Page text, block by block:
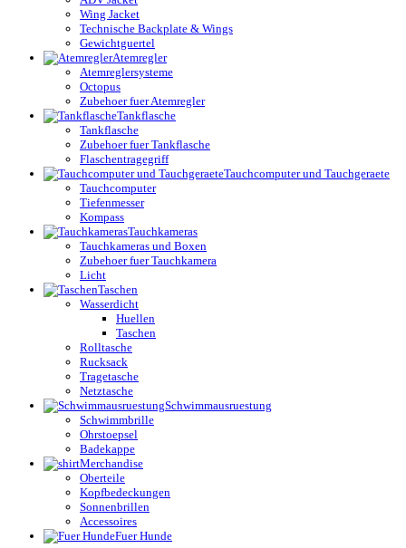
Wing Jacket
Technische Backplate & Wings
Gewichtguertel
Atemregler
Atemreglersysteme
Octopus
Zubehoer fuer Atemregler
Tankflasche
Tankflasche
Zubehoer fuer Tankflasche
Flaschentragegriff
Tauchcomputer und Tauchgeraete
Tauchcomputer
Tiefenmesser
Kompass
Tauchkameras
Tauchkameras und Boxen
Zubehoer fuer Tauchkamera
Licht
Taschen
Wasserdicht
Huellen
Taschen
Rolltasche
Rucksack
Tragetasche
Netztasche
Schwimmausruestung
Schwimmbrille
Ohrstoepsel
Badekappe
Merchandise
Oberteile
Kopfbedeckungen
Sonnenbrillen
Accessoires
Fuer Hunde